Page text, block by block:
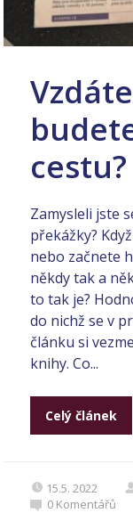
cestu?
Zamysleli jste
překážky?
nebo začnete
někdy tak a
to tak je?
do nichž se v
článku si
knihy. Co...
Celý článek
15.5. 2022
0 Komentářů